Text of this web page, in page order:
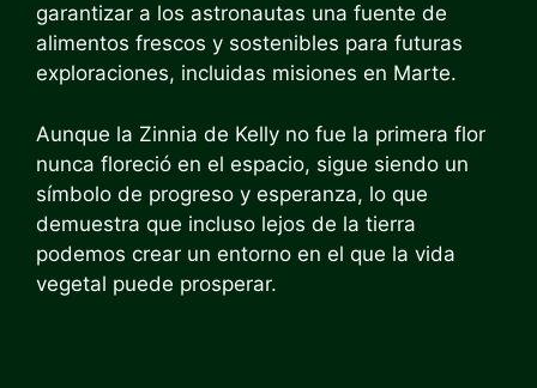
garantizar a los astronautas una fuente de
alimentos frescos y sostenibles para futuras
exploraciones, incluidas misiones en Marte.
Aunque la Zinnia de Kelly no fue la primera flor
nunca floreció en el espacio, sigue siendo un
símbolo de progreso y esperanza, lo que
demuestra que incluso lejos de la tierra
podemos crear un entorno en el que la vida
vegetal puede prosperar.